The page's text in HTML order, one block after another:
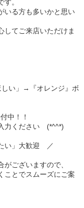
。
いる方も多いかと思い
してご来店いただけま
しい」→『オレンジ』ボ
中！！
力ください (*^^*)
い」大歓迎 ／
ございますので、
ことでスムーズにご案